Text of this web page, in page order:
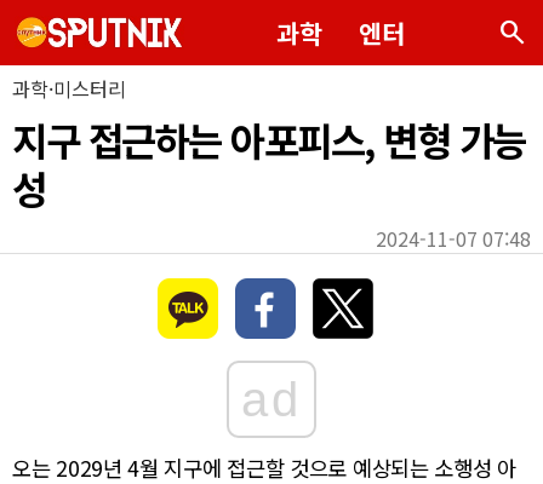
과학 엔터 search
과학·미스터리
지구 접근하는 아포피스, 변형 가능
성
2024-11-07 07:48
ad
오는 2029년 4월 지구에 접근할 것으로 예상되는 소행성 아